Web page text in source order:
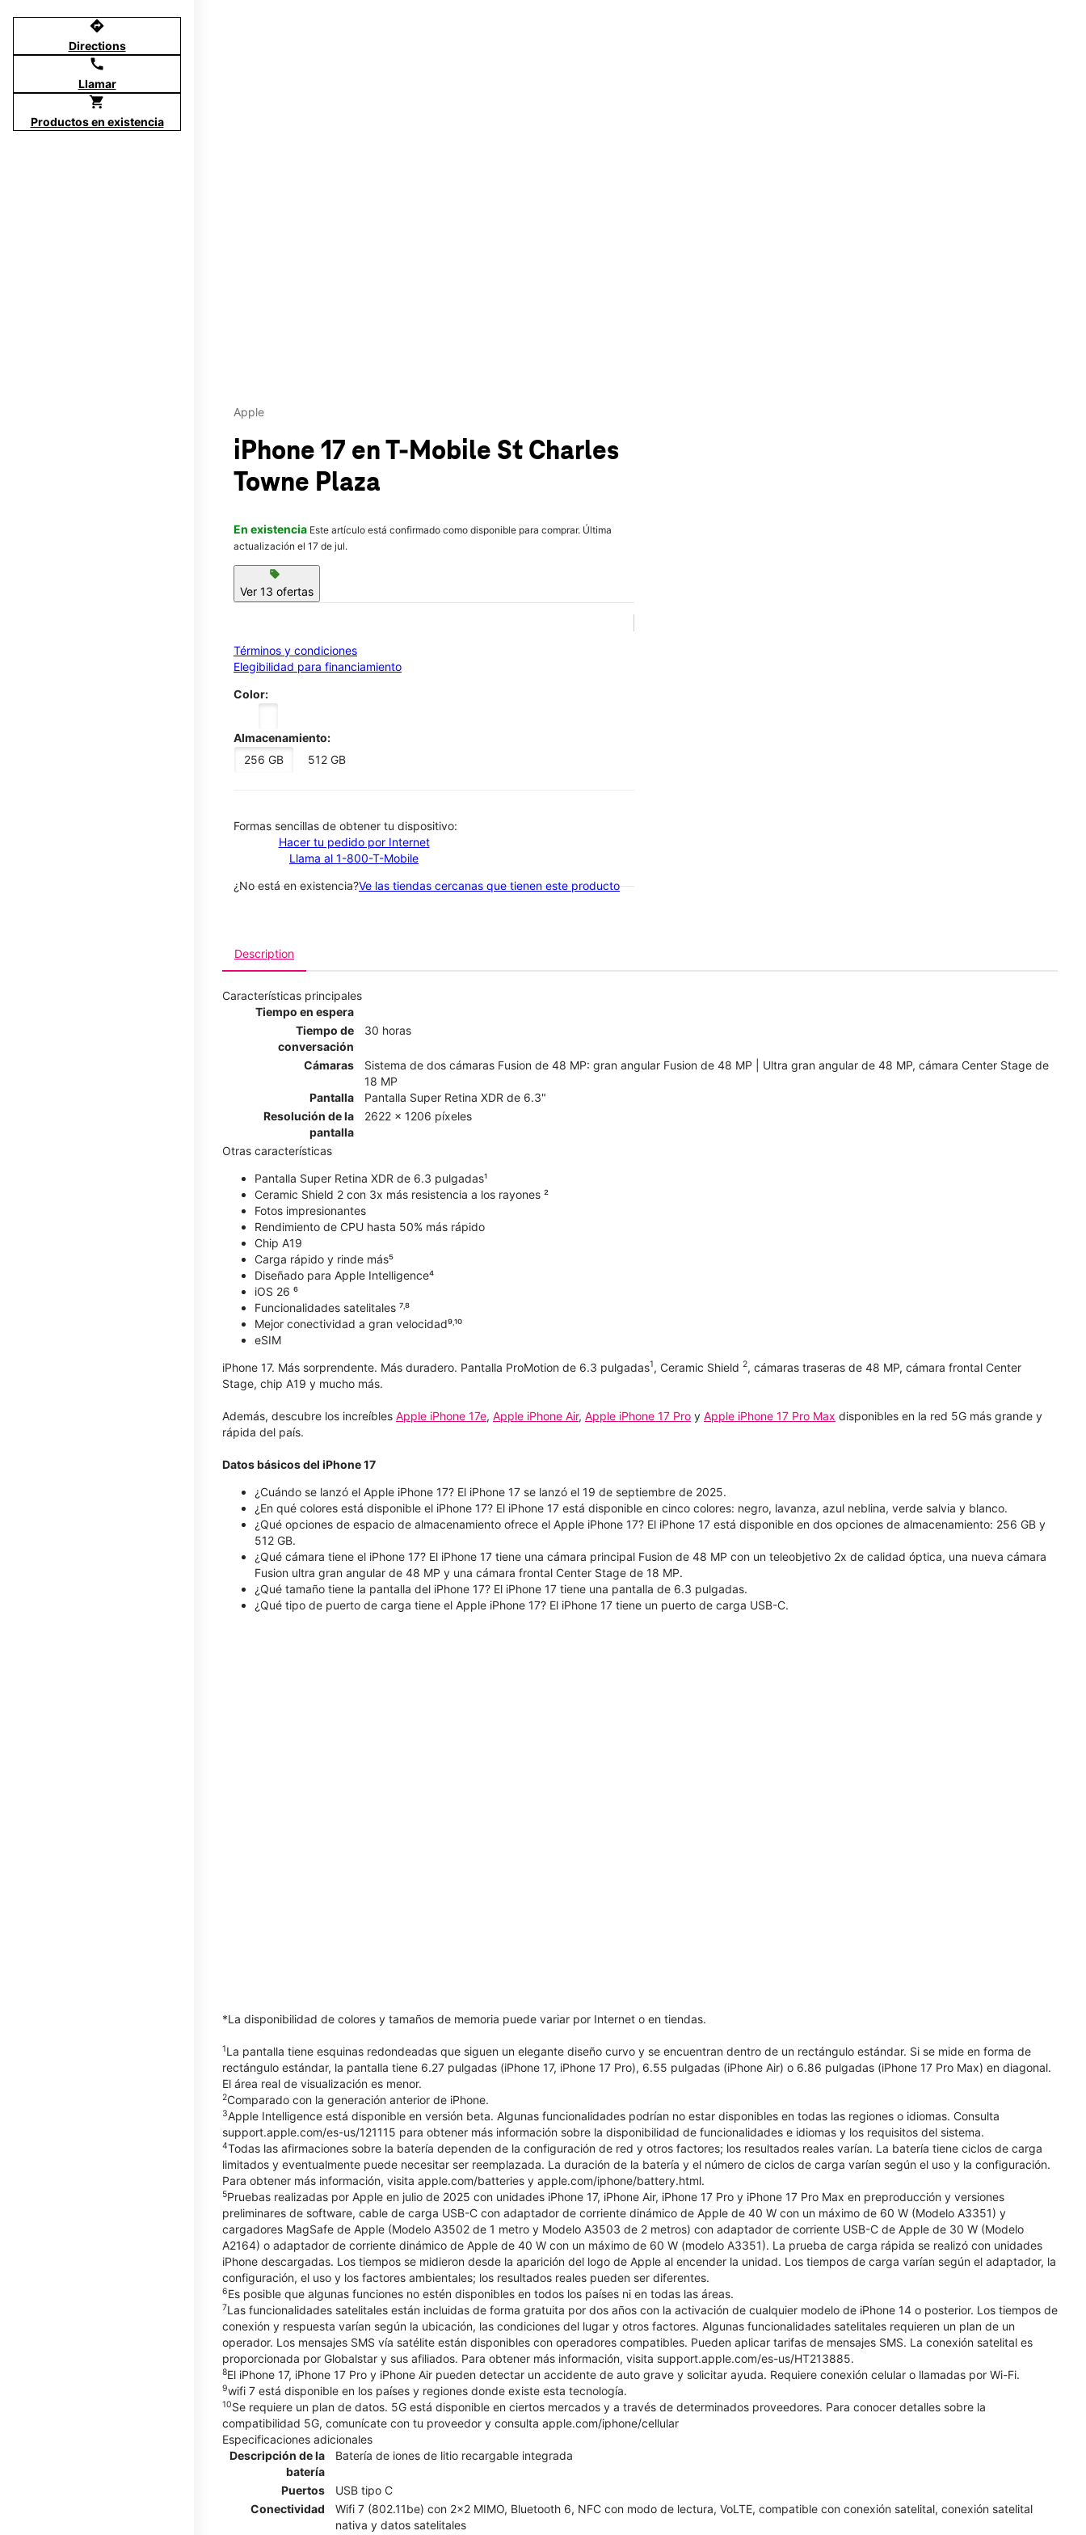
directions
Directions
call
Llamar
shopping_cart
Productos en existencia
Apple
iPhone 17 en T-Mobile St Charles
Towne Plaza
En existencia Este artículo está confirmado como disponible para comprar. Última
actualización el 17 de jul.
sell
Ver 13 ofertas
Términos y condiciones
Elegibilidad para financiamiento
Color:
Almacenamiento:
256 GB
512 GB
​​​​​​​Formas sencillas de obtener tu dispositivo:
Hacer tu pedido por Internet
Llama al 1-800-T-Mobile
¿No está en existencia?Ve las tiendas cercanas que tienen este producto
Description
Características principales
Tiempo en espera
Tiempo de
conversación
30 horas
Cámaras
Sistema de dos cámaras Fusion de 48 MP: gran angular Fusion de 48 MP | Ultra gran angular de 48 MP, cámara Center Stage de
18 MP
Pantalla
Pantalla Super Retina XDR de 6.3"
Resolución de la
pantalla
2622 x 1206 píxeles
Otras características
Pantalla Super Retina XDR de 6.3 pulgadas¹
Ceramic Shield 2 con 3x más resistencia a los rayones ²
Fotos impresionantes
Rendimiento de CPU hasta 50% más rápido
Chip A19
Carga rápido y rinde más⁵
Diseñado para Apple Intelligence⁴
iOS 26 ⁶
Funcionalidades satelitales ⁷˒⁸
Mejor conectividad a gran velocidad⁹˒¹⁰
eSIM
iPhone 17. Más sorprendente. Más duradero. Pantalla ProMotion de 6.3 pulgadas1, Ceramic Shield 2, cámaras traseras de 48 MP, cámara frontal Center
Stage, chip A19 y mucho más.
Además, descubre los increíbles Apple iPhone 17e, Apple iPhone Air, Apple iPhone 17 Pro y Apple iPhone 17 Pro Max disponibles en la red 5G más grande y
rápida del país.
Datos básicos del iPhone 17
¿Cuándo se lanzó el Apple iPhone 17? El iPhone 17 se lanzó el 19 de septiembre de 2025.
¿En qué colores está disponible el iPhone 17? El iPhone 17 está disponible en cinco colores: negro, lavanza, azul neblina, verde salvia y blanco.
¿Qué opciones de espacio de almacenamiento ofrece el Apple iPhone 17? El iPhone 17 está disponible en dos opciones de almacenamiento: 256 GB y
512 GB.
¿Qué cámara tiene el iPhone 17? El iPhone 17 tiene una cámara principal Fusion de 48 MP con un teleobjetivo 2x de calidad óptica, una nueva cámara
Fusion ultra gran angular de 48 MP y una cámara frontal Center Stage de 18 MP.
¿Qué tamaño tiene la pantalla del iPhone 17? El iPhone 17 tiene una pantalla de 6.3 pulgadas.
¿Qué tipo de puerto de carga tiene el Apple iPhone 17? El iPhone 17 tiene un puerto de carga USB-C.
*La disponibilidad de colores y tamaños de memoria puede variar por Internet o en tiendas.
1La pantalla tiene esquinas redondeadas que siguen un elegante diseño curvo y se encuentran dentro de un rectángulo estándar. Si se mide en forma de
rectángulo estándar, la pantalla tiene 6.27 pulgadas (iPhone 17, iPhone 17 Pro), 6.55 pulgadas (iPhone Air) o 6.86 pulgadas (iPhone 17 Pro Max) en diagonal.
El área real de visualización es menor.
2Comparado con la generación anterior de iPhone.
3Apple Intelligence está disponible en versión beta. Algunas funcionalidades podrían no estar disponibles en todas las regiones o idiomas. Consulta
support.apple.com/es-us/121115 para obtener más información sobre la disponibilidad de funcionalidades e idiomas y los requisitos del sistema.
4Todas las afirmaciones sobre la batería dependen de la configuración de red y otros factores; los resultados reales varían. La batería tiene ciclos de carga
limitados y eventualmente puede necesitar ser reemplazada. La duración de la batería y el número de ciclos de carga varían según el uso y la configuración.
Para obtener más información, visita apple.com/batteries y apple.com/iphone/battery.html.
5Pruebas realizadas por Apple en julio de 2025 con unidades iPhone 17, iPhone Air, iPhone 17 Pro y iPhone 17 Pro Max en preproducción y versiones
preliminares de software, cable de carga USB-C con adaptador de corriente dinámico de Apple de 40 W con un máximo de 60 W (Modelo A3351) y
cargadores MagSafe de Apple (Modelo A3502 de 1 metro y Modelo A3503 de 2 metros) con adaptador de corriente USB-C de Apple de 30 W (Modelo
A2164) o adaptador de corriente dinámico de Apple de 40 W con un máximo de 60 W (modelo A3351). La prueba de carga rápida se realizó con unidades
iPhone descargadas. Los tiempos se midieron desde la aparición del logo de Apple al encender la unidad. Los tiempos de carga varían según el adaptador, la
configuración, el uso y los factores ambientales; los resultados reales pueden ser diferentes.
6Es posible que algunas funciones no estén disponibles en todos los países ni en todas las áreas.
7Las funcionalidades satelitales están incluidas de forma gratuita por dos años con la activación de cualquier modelo de iPhone 14 o posterior. Los tiempos de
conexión y respuesta varían según la ubicación, las condiciones del lugar y otros factores. Algunas funcionalidades satelitales requieren un plan de un
operador. Los mensajes SMS vía satélite están disponibles con operadores compatibles. Pueden aplicar tarifas de mensajes SMS. La conexión satelital es
proporcionada por Globalstar y sus afiliados. Para obtener más información, visita support.apple.com/es-us/HT213885.
8El iPhone 17, iPhone 17 Pro y iPhone Air pueden detectar un accidente de auto grave y solicitar ayuda. Requiere conexión celular o llamadas por Wi-Fi.
9wifi 7 está disponible en los países y regiones donde existe esta tecnología.
10Se requiere un plan de datos. 5G está disponible en ciertos mercados y a través de determinados proveedores. Para conocer detalles sobre la
compatibilidad 5G, comunícate con tu proveedor y consulta apple.com/iphone/cellular
Especificaciones adicionales
Descripción de la
batería
Batería de iones de litio recargable integrada
Puertos
USB tipo C
Conectividad
Wifi 7 (802.11be) con 2x2 MIMO, Bluetooth 6, NFC con modo de lectura, VoLTE, compatible con conexión satelital, conexión satelital
nativa y datos satelitales